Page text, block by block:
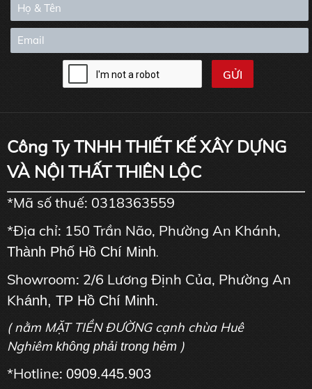
Công Ty TNHH THIẾT KẾ XÂY DỰNG
VÀ NỘI THẤT THIÊN LỘC
*Mã số thuế: 0318363559
*Địa chỉ: 150 Trần Não, Phường An Khánh,
Thành Phố Hồ Chí Minh.
Showroom: 2/6 Lương Định Của, Phường An
Khánh, TP Hồ Chí Minh.
( nằm MẶT TIỀN ĐƯỜNG cạnh chùa Huê
Nghiêm không phải trong hẻm )
*Hotline: 0909.445.903